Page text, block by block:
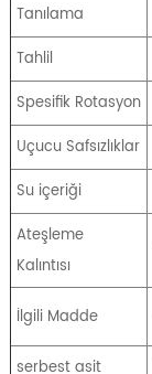
Tanılama
Tahlil
Spesifik Rotasyon
Uçucu Safsızlıklar
Su içeriği
Ateşleme
Kalıntısı
İlgili Madde
serbest asit